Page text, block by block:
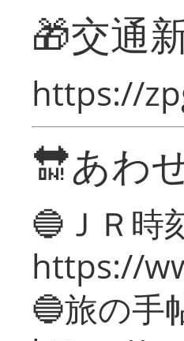
🎁交通
https://
🔛あわ
🔵ＪＲ時
https://
🔵旅の手